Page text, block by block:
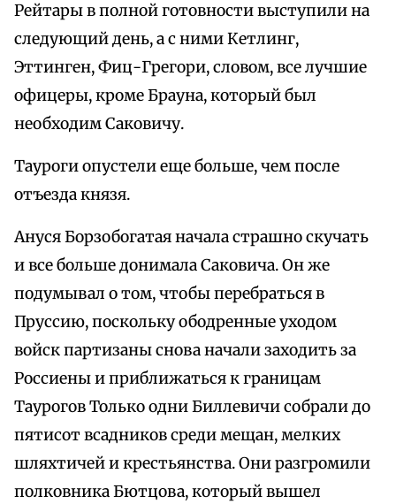
Рейтары в полной готовности выступили на
следующий день, а с ними Кетлинг,
Эттинген, Фиц-Грегори, словом, все лучшие
офицеры, кроме Брауна, который был
необходим Саковичу.
Тауроги опустели еще больше, чем после
отъезда князя.
Ануся Борзобогатая начала страшно скучать
и все больше донимала Саковича. Он же
подумывал о том, чтобы перебраться в
Пруссию, поскольку ободренные уходом
войск партизаны снова начали заходить за
Россиены и приближаться к границам
Таурогов Только одни Биллевичи собрали до
пятисот всадников среди мещан, мелких
шляхтичей и крестьянства. Они разгромили
полковника Бютцова, который вышел